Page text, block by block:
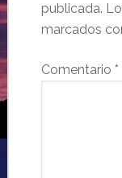
publicada.
marcados
Comentario *